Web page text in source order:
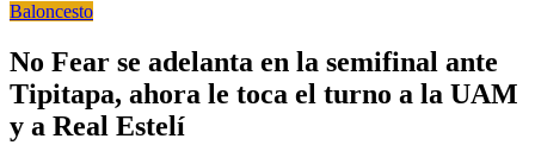
Baloncesto
No Fear se adelanta en la semifinal ante
Tipitapa, ahora le toca el turno a la UAM
y a Real Estelí